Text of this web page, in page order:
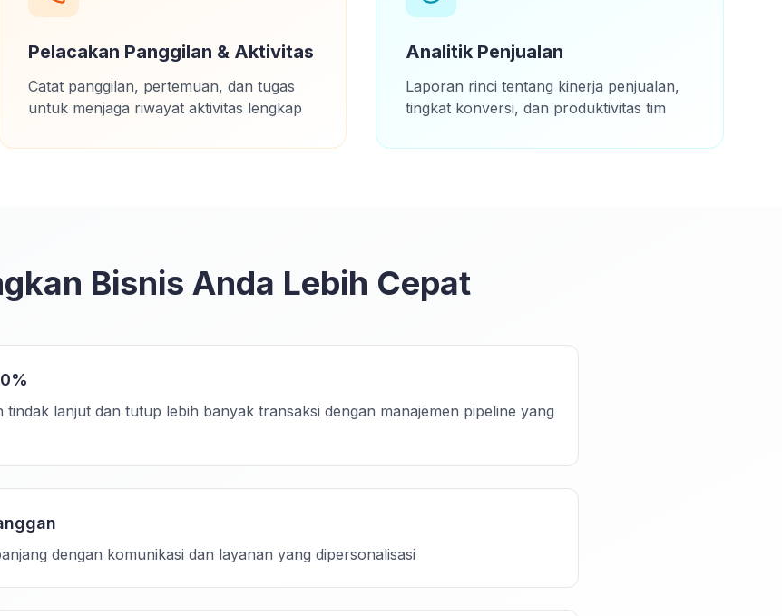
Pelacakan Panggilan & Aktivitas
Catat panggilan, pertemuan, dan tugas
untuk menjaga riwayat aktivitas lengkap
Analitik Penjualan
Laporan rinci tentang kinerja penjualan,
tingkat konversi, dan produktivitas tim
Bisnis Anda Lebih Cepat
lanjut dan tutup lebih banyak transaksi dengan manajemen pipeline yang
dengan komunikasi dan layanan yang dipersonalisasi